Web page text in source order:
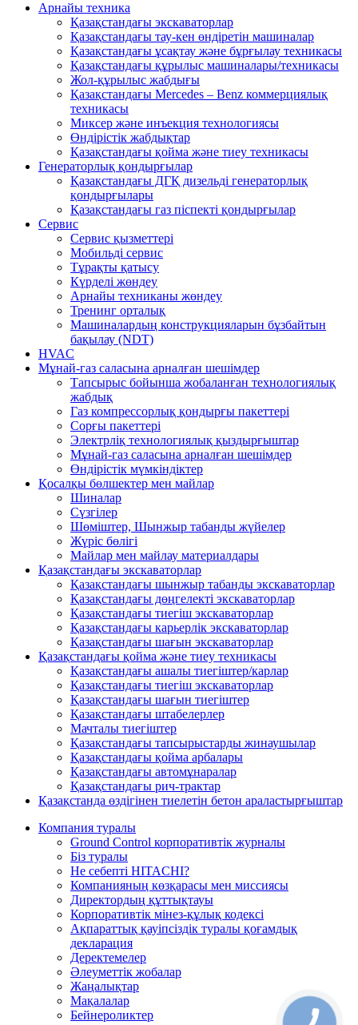
Арнайы техника
Қазақстандағы экскаваторлар
Қазақстандағы тау-кен өндіретін машиналар
Қазақстандағы ұсақтау және бұрғылау техникасы
Қазақстандағы құрылыс машиналары/техникасы
Жол-құрылыс жабдығы
Қазақстандағы Mercedes – Benz коммерциялық
техникасы
Миксер және инъекция технологиясы
Өндірістік жабдықтар
Қазақстандағы қойма және тиеу техникасы
Генераторлық қондырғылар
Қазақстандағы ДГҚ дизельді генераторлық
қондырғылары
Қазақстандағы газ піспекті қондырғылар
Сервис
Сервис қызметтері
Мобильді сервис
Тұрақты қатысу
Күрделі жөндеу
Арнайы техниканы жөндеу
Тренинг орталық
Машиналардың конструкцияларын бұзбайтын
бақылау (NDT)
HVAC
Мұнай-газ саласына арналған шешімдер
Тапсырыс бойынша жобаланған технологиялық
жабдық
Газ компрессорлық қондырғы пакеттері
Сорғы пакеттері
Электрліқ технологиялық қыздырғыштар
Мұнай-газ саласына арналған шешімдер
Өндірістік мүмкіндіктер
Қосалқы бөлшектер мен майлар
Шиналар
Сүзгілер
Шөміштер, Шынжыр табанды жүйелер
Жүріс бөлігі
Майлар мен майлау материалдары
Қазақстандағы экскаваторлар
Қазақстандағы шынжыр табанды экскаваторлар
Қазақстандағы дөңгелекті экскаваторлар
Қазақстандағы тиегіш экскаваторлар
Қазақстандағы карьерлік экскаваторлар
Қазақстандағы шағын экскаваторлар
Қазақстандағы қойма және тиеу техникасы
Қазақстандағы ашалы тиегіштер/карлар
Қазақстандағы тиегіш экскаваторлар
Қазақстандағы шағын тиегіштер
Қазақстандағы штабелерлер
Мачталы тиегіштер
Қазақстандағы тапсырыстарды жинаушылар
Қазақстандағы қойма арбалары
Қазақстандағы автомұнаралар
Қазақстандағы рич-трактар
Қазақстанда өздігінен тиелетін бетон араластырғыштар
Компания туралы
Ground Control корпоративтік журналы
Біз туралы
Не себепті HITACHI?
Компанияның көзқарасы мен миссиясы
Директордың құттықтауы
Корпоративтік мінез-құлық кодексі
Ақпараттық қауіпсіздік туралы қоғамдық
декларация
Деректемелер
Әлеуметтік жобалар
Жаңалықтар
Мақалалар
Бейнероликтер